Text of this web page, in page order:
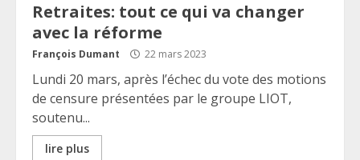
Retraites: tout ce qui va changer
avec la réforme
François Dumant 22 mars 2023
Lundi 20 mars, après l’échec du vote des motions
de censure présentées par le groupe LIOT,
soutenu...
lire plus